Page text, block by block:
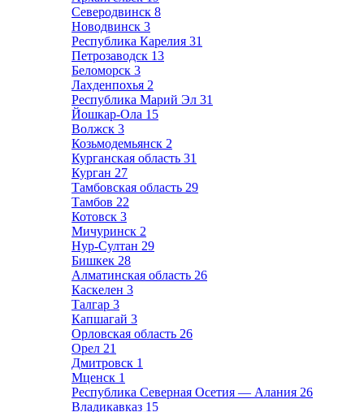
Северодвинск 8
Новодвинск 3
Республика Карелия 31
Петрозаводск 13
Беломорск 3
Лахденпохья 2
Республика Марий Эл 31
Йошкар-Ола 15
Волжск 3
Козьмодемьянск 2
Курганская область 31
Курган 27
Тамбовская область 29
Тамбов 22
Котовск 3
Мичуринск 2
Нур-Султан 29
Бишкек 28
Алматинская область 26
Каскелен 3
Талгар 3
Капшагай 3
Орловская область 26
Орел 21
Дмитровск 1
Мценск 1
Республика Северная Осетия — Алания 26
Владикавказ 15